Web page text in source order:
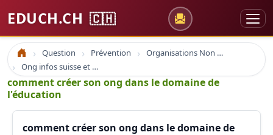
EDUCH.CH 🇨🇭
Accueil Question Prévention
Organisations Non Gouvernementales
Ong infos suisse et à l'étranger
comment créer son ong dans le domaine de
l'éducation
comment créer son ong dans le domaine de